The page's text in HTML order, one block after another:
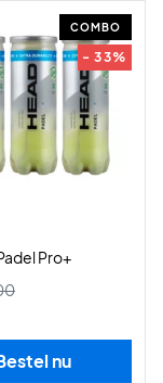
COMBO
- 33%
Pro+
nu